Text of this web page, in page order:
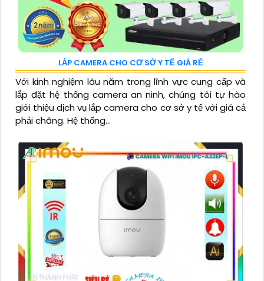
LẮP CAMERA CHO CƠ SỞ Y TẾ GIÁ RẺ
Với kinh nghiệm lâu năm trong lĩnh vực cung cấp và
lắp đặt hệ thống camera an ninh, chúng tôi tự hào
giới thiệu dịch vụ lắp camera cho cơ sở y tế với giá cả
phải chăng. Hệ thống...